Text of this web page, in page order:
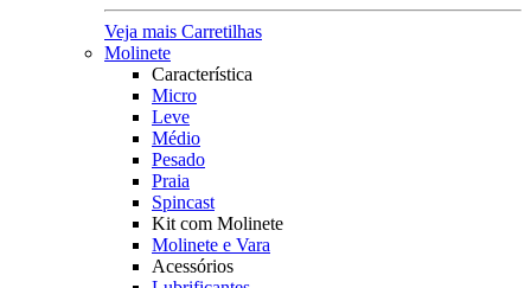
Veja mais Carretilhas
Molinete
Característica
Micro
Leve
Médio
Pesado
Praia
Spincast
Kit com Molinete
Molinete e Vara
Acessórios